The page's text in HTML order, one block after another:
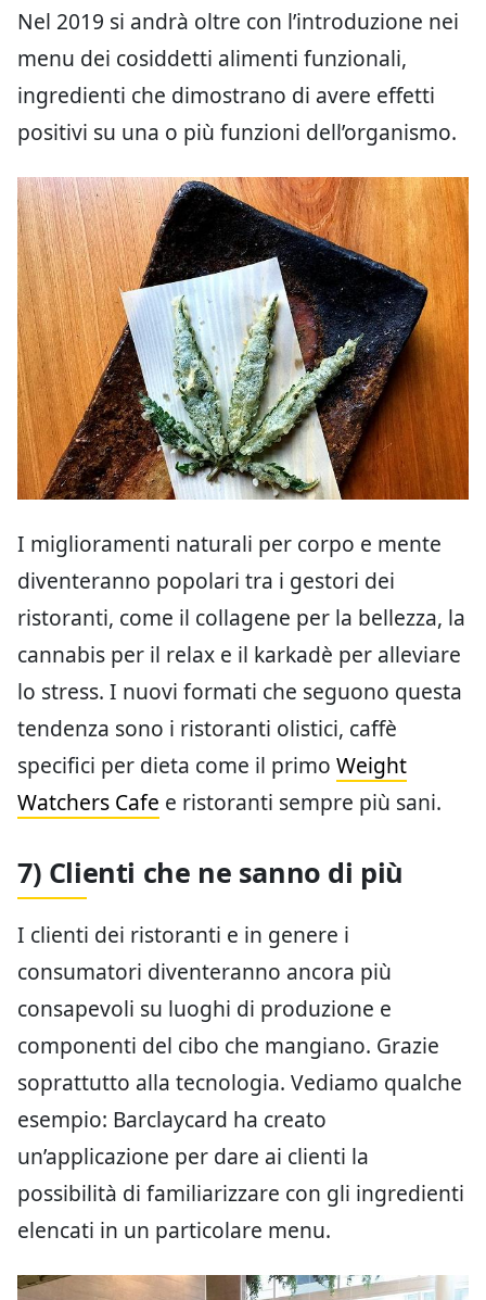
Nel 2019 si andrà oltre con l’introduzione nei
menu dei cosiddetti alimenti funzionali,
ingredienti che dimostrano di avere effetti
positivi su una o più funzioni dell’organismo.
I miglioramenti naturali per corpo e mente
diventeranno popolari tra i gestori dei
ristoranti, come il collagene per la bellezza, la
cannabis per il relax e il karkadè per alleviare
lo stress. I nuovi formati che seguono questa
tendenza sono i ristoranti olistici, caffè
specifici per dieta come il primo Weight
Watchers Cafe e ristoranti sempre più sani.
7) Clienti che ne sanno di più
I clienti dei ristoranti e in genere i
consumatori diventeranno ancora più
consapevoli su luoghi di produzione e
componenti del cibo che mangiano. Grazie
soprattutto alla tecnologia. Vediamo qualche
esempio: Barclaycard ha creato
un’applicazione per dare ai clienti la
possibilità di familiarizzare con gli ingredienti
elencati in un particolare menu.